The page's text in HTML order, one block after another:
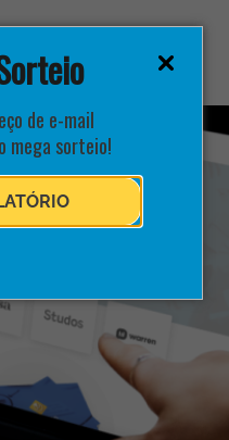
de e-mail
mega sorteio!